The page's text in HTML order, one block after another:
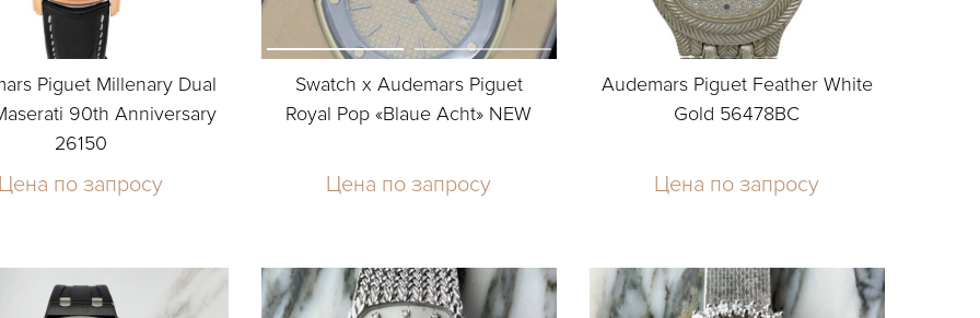
Piguet Millenary Dual
90th Anniversary
26150
по запросу
Swatch x Audemars Piguet
Royal Pop «Blaue Acht» NEW
Цена по запросу
Audemars Piguet Feather White
Gold 56478BC
Цена по запросу